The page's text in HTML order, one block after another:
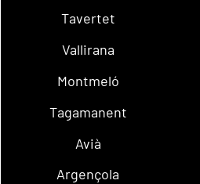
Tavertet
Vallirana
Montmeló
Tagamanent
Avià
Argençola